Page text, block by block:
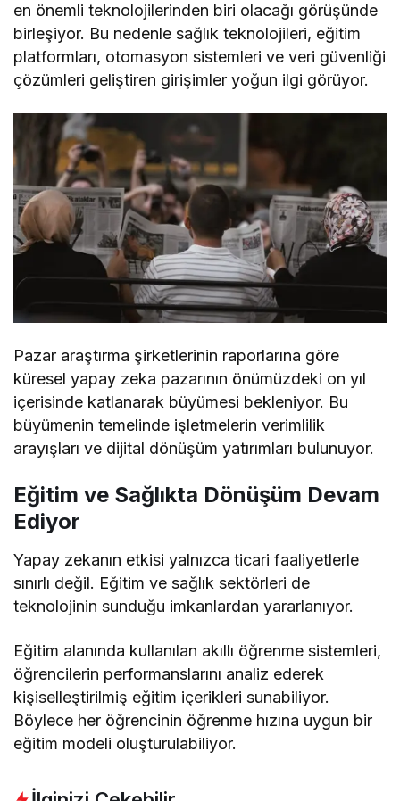
en önemli teknolojilerinden biri olacağı görüşünde
birleşiyor. Bu nedenle sağlık teknolojileri, eğitim
platformları, otomasyon sistemleri ve veri güvenliği
çözümleri geliştiren girişimler yoğun ilgi görüyor.
Pazar araştırma şirketlerinin raporlarına göre
küresel yapay zeka pazarının önümüzdeki on yıl
içerisinde katlanarak büyümesi bekleniyor. Bu
büyümenin temelinde işletmelerin verimlilik
arayışları ve dijital dönüşüm yatırımları bulunuyor.
Eğitim ve Sağlıkta Dönüşüm Devam
Ediyor
Yapay zekanın etkisi yalnızca ticari faaliyetlerle
sınırlı değil. Eğitim ve sağlık sektörleri de
teknolojinin sunduğu imkanlardan yararlanıyor.
Eğitim alanında kullanılan akıllı öğrenme sistemleri,
öğrencilerin performanslarını analiz ederek
kişiselleştirilmiş eğitim içerikleri sunabiliyor.
Böylece her öğrencinin öğrenme hızına uygun bir
eğitim modeli oluşturulabiliyor.